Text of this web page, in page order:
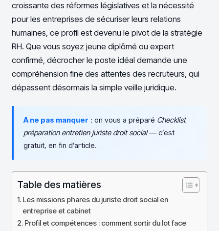
croissante des réformes législatives et la nécessité
pour les entreprises de sécuriser leurs relations
humaines, ce profil est devenu le pivot de la stratégie
RH. Que vous soyez jeune diplômé ou expert
confirmé, décrocher le poste idéal demande une
compréhension fine des attentes des recruteurs, qui
dépassent désormais la simple veille juridique.
A ne pas manquer : on vous a préparé Checklist
préparation entretien juriste droit social— c’est
gratuit, en fin d’article.
Table des matières
Les missions phares du juriste droit social en
entreprise et cabinet
Profil et compétences : comment sortir du lot face